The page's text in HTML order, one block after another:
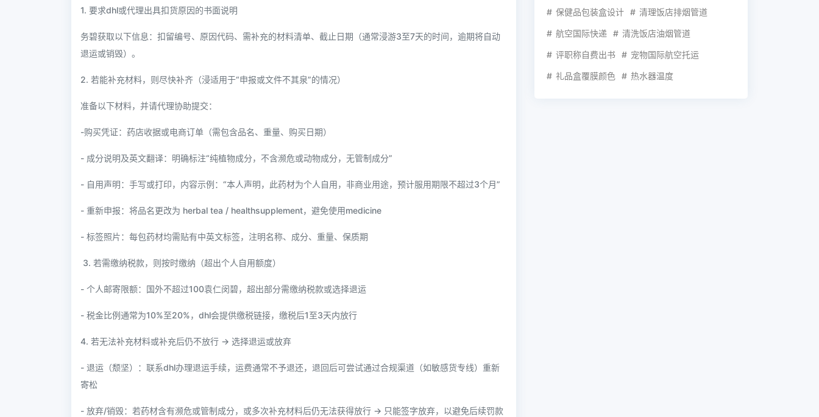
1. 要求dhl或代理出具扣货原因的书面说明
务碧获取以下信息：扣留编号、原因代码、需补充的材料清单、截止日期（通常浸游3至7天的时间，逾期将自动
退运或销毁）。
2. 若能补充材料，则尽快补齐（浸适用于“申报或文件不其泉”的情况）
准备以下材料，并请代理协助提交：
-购买凭证：药店收据或电商订单（需包含品名、重量、购买日期）
- 成分说明及英文翻译：明确标注“纯植物成分，不含濒危或动物成分，无管制成分”
- 自用声明：手写或打印，内容示例：“本人声明，此药材为个人自用，非商业用途，预计服用期限不超过3个月”
- 重新申报：将品名更改为 herbal tea / healthsupplement，避免使用medicine
- 标签照片：每包药材均需贴有中英文标签，注明名称、成分、重量、保质期
3. 若需缴纳税款，则按时缴纳（超出个人自用额度）
- 个人邮寄限额：国外不超过100袁仁闵碧，超出部分需缴纳税款或选择退运
- 税金比例通常为10%至20%，dhl会提供缴税链接，缴税后1至3天内放行
4. 若无法补充材料或补充后仍不放行 → 选择退运或放弃
- 退运（颓坚）：联系dhl办理退运手续，运费通常不予退还，退回后可尝试通过合规渠道（如敏感货专线）重新
寄松
- 放弃/销毁：若药材含有濒危或管制成分，或多次补充材料后仍无法获得放行 → 只能签字放弃，以避免后续罚款
保健品包装盒设计 清理饭店排烟管道
航空国际快递 清洗饭店油烟管道
评职称自费出书 宠物国际航空托运
礼品盒覆膜颜色 热水器温度